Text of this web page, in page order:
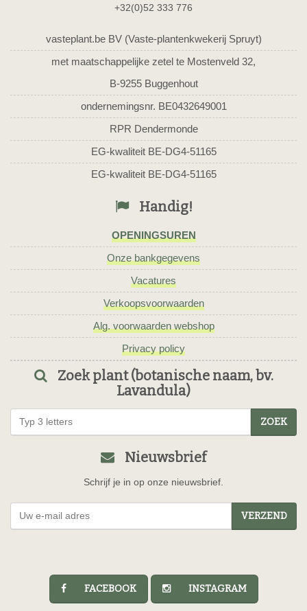
+32(0)52 333 776
vasteplant.be BV (Vaste-plantenkwekerij Spruyt)
met maatschappelijke zetel te Mostenveld 32,
B-9255 Buggenhout
ondernemingsnr. BE0432649001
RPR Dendermonde
EG-kwaliteit BE-DG4-51165
EG-kwaliteit BE-DG4-51165
Handig!
OPENINGSUREN
Onze bankgegevens
Vacatures
Verkoopsvoorwaarden
Alg. voorwaarden webshop
Privacy policy
Zoek plant (botanische naam, bv.
Lavandula)
ZOEK
Nieuwsbrief
Schrijf je in op onze nieuwsbrief.
VERZEND
FACEBOOK INSTAGRAM